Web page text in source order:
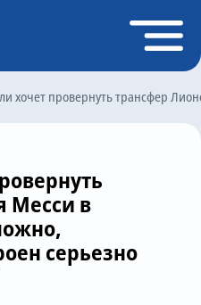
хочет провернуть трансфер
Месси в
серьезно